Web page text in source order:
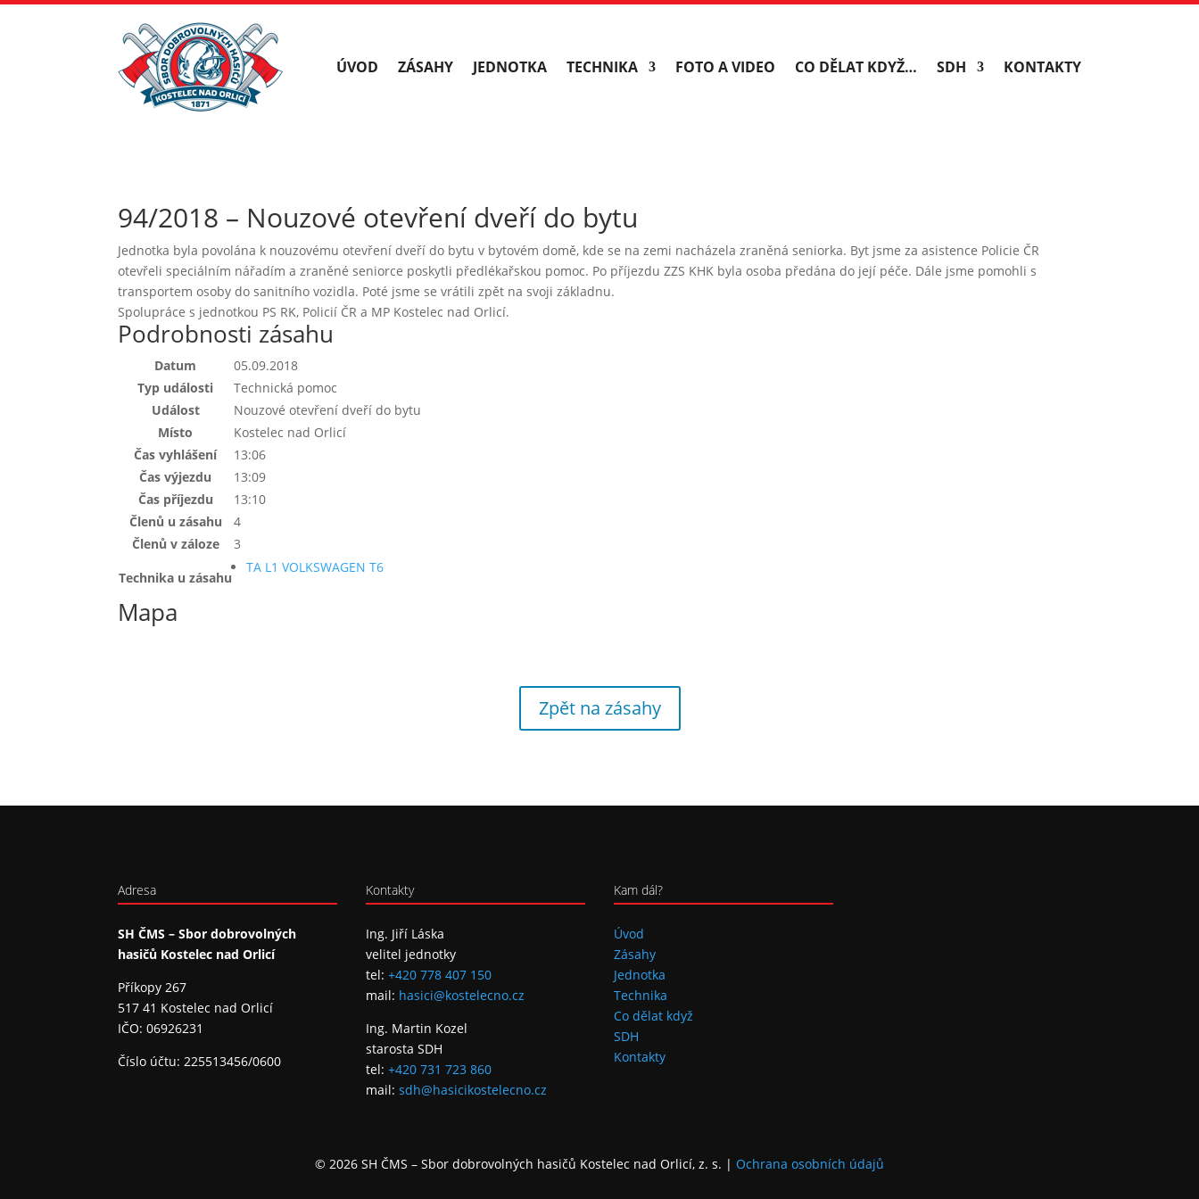
ÚVOD ZÁSAHY JEDNOTKA TECHNIKA FOTO A VIDEO CO DĚLAT KDYŽ… SDH KONTAKTY
94/2018 – Nouzové otevření dveří do bytu
Jednotka byla povolána k nouzovému otevření dveří do bytu v bytovém domě, kde se na zemi nacházela zraněná seniorka. Byt jsme za asistence Policie ČR
otevřeli speciálním nářadím a zraněné seniorce poskytli předlékařskou pomoc. Po příjezdu ZZS KHK byla osoba předána do její péče. Dále jsme pomohli s
transportem osoby do sanitního vozidla. Poté jsme se vrátili zpět na svoji základnu.
Spolupráce s jednotkou PS RK, Policií ČR a MP Kostelec nad Orlicí.
Podrobnosti zásahu
Datum
05.09.2018
Typ události
Technická pomoc
Událost
Nouzové otevření dveří do bytu
Místo
Kostelec nad Orlicí
Čas vyhlášení
13:06
Čas výjezdu
13:09
Čas příjezdu
13:10
Členů u zásahu
4
Členů v záloze
3
Technika u zásahu
TA L1 VOLKSWAGEN T6
Mapa
Zpět na zásahy
Adresa
SH ČMS – Sbor dobrovolných
hasičů Kostelec nad Orlicí
Příkopy 267
517 41 Kostelec nad Orlicí
IČO: 06926231
Číslo účtu: 225513456/0600
Kontakty
Ing. Jiří Láska
velitel jednotky
tel:+420 778 407 150
mail: hasici@kostelecno.cz
Ing. Martin Kozel
starosta SDH
tel:+420 731 723 860
mail:sdh@hasicikostelecno.cz
Kam dál?
Úvod
Zásahy
Jednotka
Technika
Co dělat když
SDH
Kontakty
© 2026 SH ČMS – Sbor dobrovolných hasičů Kostelec nad Orlicí, z. s. | Ochrana osobních údajů